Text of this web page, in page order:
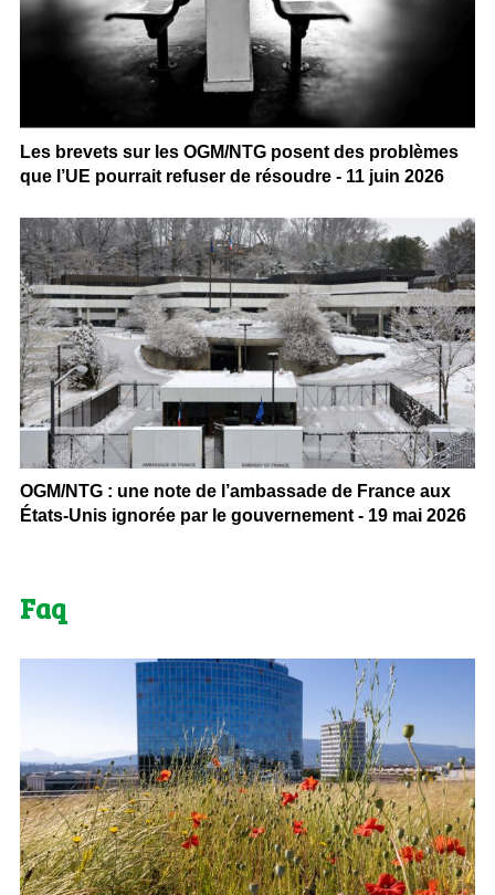
Les brevets sur les OGM/NTG posent des problèmes
que l’UE pourrait refuser de résoudre - 11 juin 2026
OGM/NTG : une note de l’ambassade de France aux
États-Unis ignorée par le gouvernement - 19 mai 2026
Faq